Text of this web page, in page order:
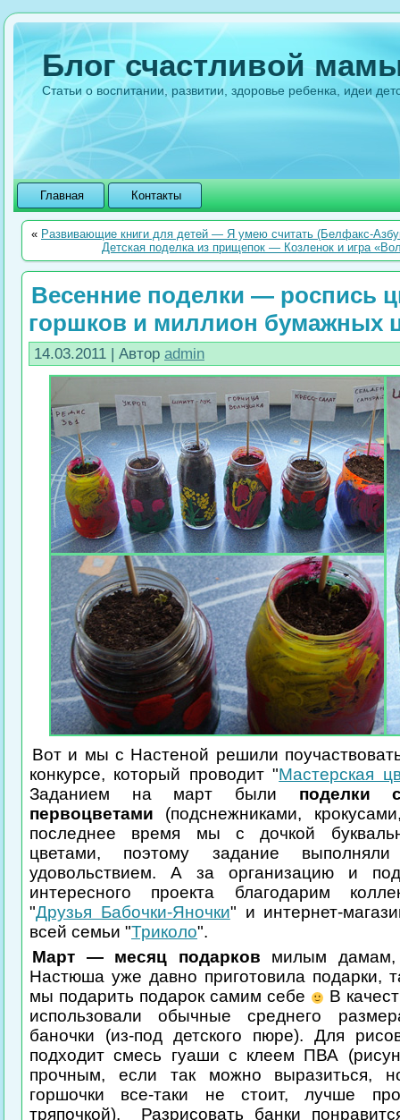
Блог счастливой
Статьи о воспитании, развитии, здоровье ребенка, идеи
Главная Контакты
« Развивающие книги для детей — Я умею считать (Белфакс-
Детская поделка из прищепок — Козленок и игра
Весенние поделки — роспись
горшков и миллион бумажных
14.03.2011 | Автор admin
Вот и мы с Настеной решили
конкурсе, который проводит "Мастерская
Заданием на март были поделки
первоцветами (подснежниками,
последнее время мы с дочкой
цветами, поэтому задание
удовольствием. А за организацию и
интересного проекта благодарим
"Друзья Бабочки-Яночки" и интернет-
всей семьи "Триколо".
Март — месяц подарков милым дамам,
Настюша уже давно приготовила подарки,
мы подарить подарок самим себе
В
использовали обычные среднего
баночки (из-под детского пюре). Для
подходит смесь гуаши с клеем ПВА
прочным, если так можно выразиться,
горшочки все-таки не стоит, лучше
тряпочкой). Разрисовать банки